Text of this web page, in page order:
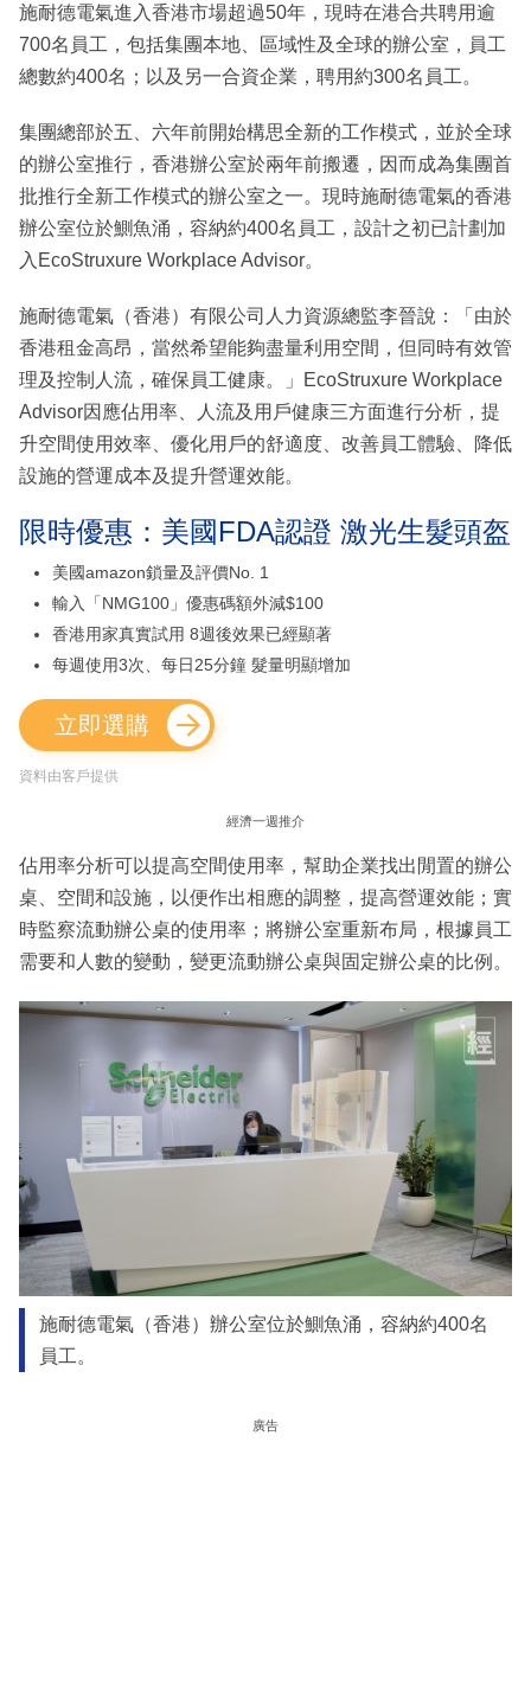
施耐德電氣進入香港市場超過50年，現時在港合共聘用逾
700名員工，包括集團本地、區域性及全球的辦公室，員工
總數約400名；以及另一合資企業，聘用約300名員工。
集團總部於五、六年前開始構思全新的工作模式，並於全球
的辦公室推行，香港辦公室於兩年前搬遷，因而成為集團首
批推行全新工作模式的辦公室之一。現時施耐德電氣的香港
辦公室位於鰂魚涌，容納約400名員工，設計之初已計劃加
入EcoStruxure Workplace Advisor。
施耐德電氣（香港）有限公司人力資源總監李晉說：「由於
香港租金高昂，當然希望能夠盡量利用空間，但同時有效管
理及控制人流，確保員工健康。」EcoStruxure Workplace
Advisor因應佔用率、人流及用戶健康三方面進行分析，提
升空間使用效率、優化用戶的舒適度、改善員工體驗、降低
設施的營運成本及提升營運效能。
限時優惠：美國FDA認證 激光生髮頭盔
美國amazon鎖量及評價No. 1
輸入「NMG100」優惠碼額外減$100
香港用家真實試用 8週後效果已經顯著
每週使用3次、每日25分鐘 髮量明顯增加
立即選購
資料由客戶提供
經濟一週推介
佔用率分析可以提高空間使用率，幫助企業找出閒置的辦公
桌、空間和設施，以便作出相應的調整，提高營運效能；實
時監察流動辦公桌的使用率；將辦公室重新布局，根據員工
需要和人數的變動，變更流動辦公桌與固定辦公桌的比例。
施耐德電氣（香港）辦公室位於鰂魚涌，容納約400名
員工。
廣告